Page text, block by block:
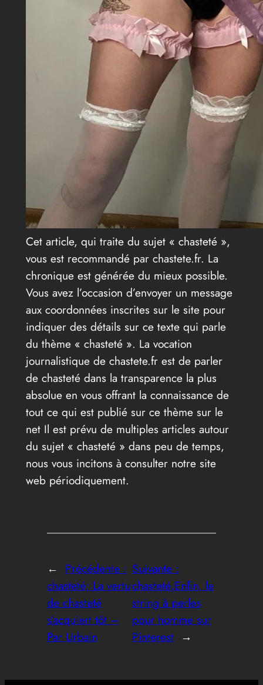
Cet article, qui traite du sujet « chasteté »,
vous est recommandé par chastete.fr. La
chronique est générée du mieux possible.
Vous avez l’occasion d’envoyer un message
aux coordonnées inscrites sur le site pour
indiquer des détails sur ce texte qui parle
du thème « chasteté ». La vocation
journalistique de chastete.fr est de parler
de chasteté dans la transparence la plus
absolue en vous offrant la connaissance de
tout ce qui est publié sur ce thème sur le
net Il est prévu de multiples articles autour
du sujet « chasteté » dans peu de temps,
nous vous incitons à consulter notre site
web périodiquement.
← Précédente :
chasteté; La vertu
de chasteté
s’acquiert tôt –
Par Urbain
Suivante :
chasteté,Enfin, le
string à perles
pour homme sur
Pinterest →